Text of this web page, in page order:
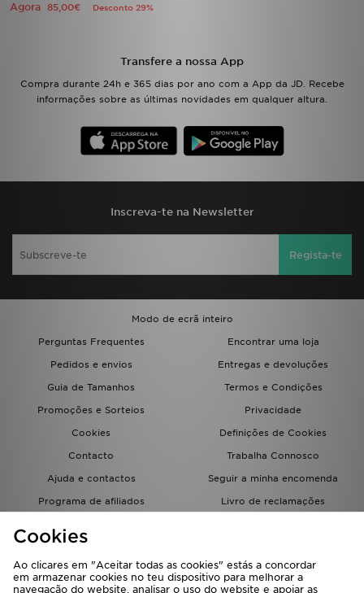
Agora 85,00€ Desconto 29%
Transfere a nossa App
Compra durante 24h e 365 dias por ano com a App da JD. Recebe
informações sobre as últimas novidades em qualquer altura.
Inscreva-te na Newsletter
Regista-te
Modo de ecrã inteiro
Perguntas Frequentes
Encontrar uma loja
Pedidos e envios
Entregas e devoluções
Guia de Tamanhos
Termos e Condições
Promoções e Sorteios
Privacidade
Cookies
Definições de Cookies
Contacto
Trabalha Connosco
Ajuda e contactos
Seguir a minha encomenda
Programa de afiliados
Livro de reclamações
Cookies
Ao clicares em "Aceitar todas as cookies" estás a concordar
em armazenar cookies no teu dispositivo para melhorar a
navegação do website, analisar o uso do website e apoiar as